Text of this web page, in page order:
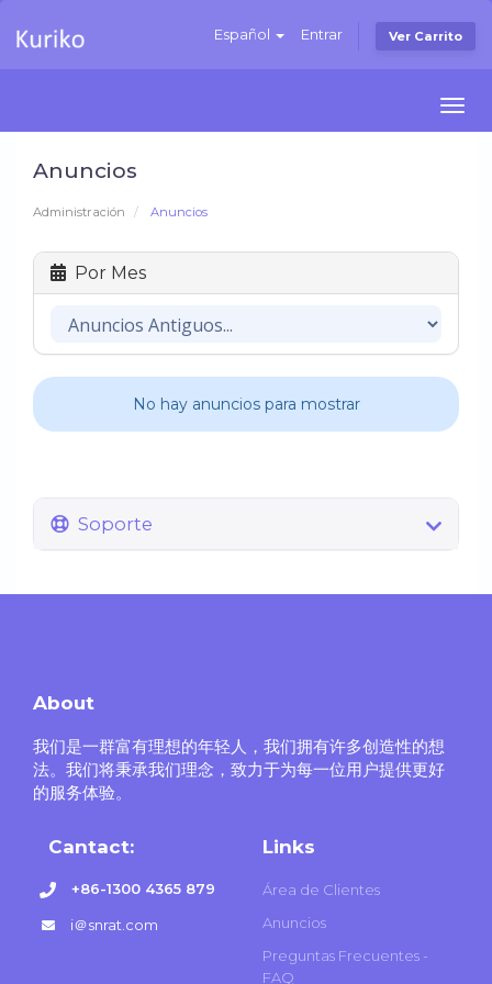
Español Entrar Ver Carrito
Anuncios
Administración Anuncios
Por Mes
No hay anuncios para mostrar
Soporte
About
我们是一群富有理想的年轻人，我们拥有许多创造性的想
法。我们将秉承我们理念，致力于为每一位用户提供更好
的服务体验。
Cantact:
+86-1300 4365 879
i＠snrat.com
Links
Área de Clientes
Anuncios
Preguntas Frecuentes -
FAQ